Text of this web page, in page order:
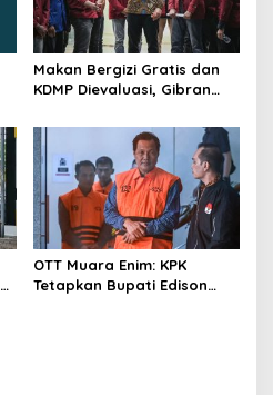
Makan Bergizi Gratis dan
KDMP Dievaluasi, Gibran
Diperbaiki
OTT Muara Enim: KPK
Tetapkan Bupati Edison